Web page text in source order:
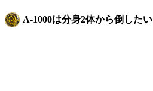
A-1000は分身2体から倒したい